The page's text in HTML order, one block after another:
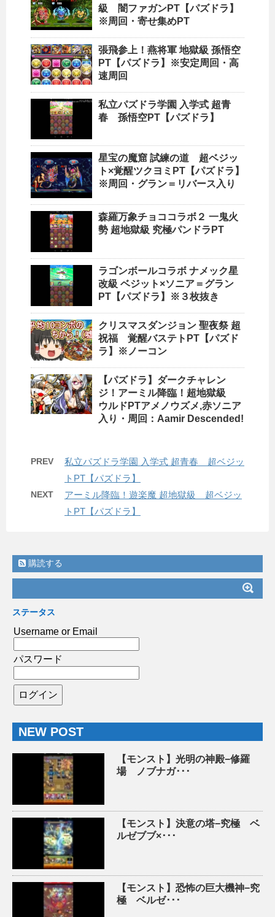
級 闇ファガンPT【パズドラ】
※周回・寄せ集めPT
張飛参上！燕将軍 地獄級 孫悟空
PT【パズドラ】※安定周回・高
速周回
私立パズドラ学園 入学式 超青
春 孫悟空PT【パズドラ】
星宝の魔窟 試練の道 超ベジッ
ト×覚醒ツクヨミPT【パズドラ】
※周回・グラン＝リバース入り
森羅万象チョココラボ２ 一鬼火
勢 超地獄級 究極パンドラPT
ラゴンボールコラボ ナメック星
改級 ベジット×ソニア＝グラン
PT【パズドラ】※３枚抜き
クリスマスダンジョン 聖夜祭 超
祝福 覚醒バステトPT【パズド
ラ】※ノーコン
【パズドラ】ダークチャレン
ジ！アーミル降臨！超地獄級
ウルドPTアメノウズメ,赤ソニア
入り・周回：Aamir Descended!
PREV
私立パズドラ学園 入学式 超青春 超ベジッ
トPT【パズドラ】
NEXT
アーミル降臨！遊楽魔 超地獄級 超ベジッ
トPT【パズドラ】
購読する
ステータス
Username or Email
パスワード
NEW POST
【モンスト】光明の神殿−修羅
場 ノブナガ･･･
【モンスト】決意の塔−究極 ベ
ルゼブブ×･･･
【モンスト】恐怖の巨大機神−究
極 ベルゼ･･･